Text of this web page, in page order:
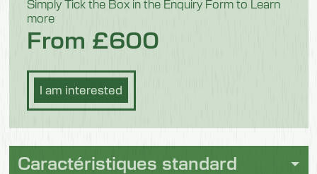
Caractéristiques
Capteur dans Splashback
9,5 kg
Simply Tick the Box in the Enquiry Form to Learn
more
From £600
I am interested
Caractéristiques standard